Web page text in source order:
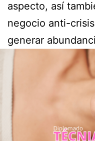
aspecto, así
negocio anti-
generar